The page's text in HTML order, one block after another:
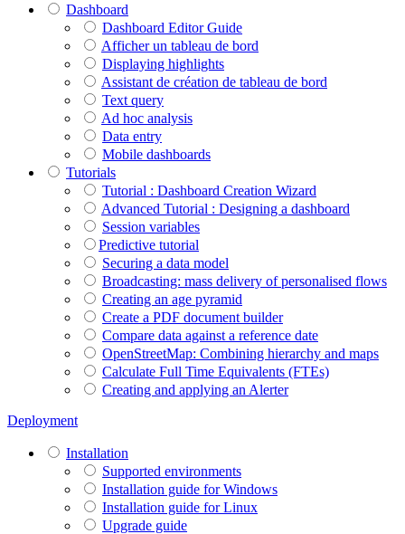
Dashboard
Dashboard Editor Guide
Afficher un tableau de bord
Displaying highlights
Assistant de création de tableau de bord
Text query
Ad hoc analysis
Data entry
Mobile dashboards
Tutorials
Tutorial : Dashboard Creation Wizard
Advanced Tutorial : Designing a dashboard
Session variables
​​​​​​​Predictive tutorial
Securing a data model
Broadcasting: mass delivery of personalised flows
Creating an age pyramid
Create a PDF document builder
Compare data against a reference date
OpenStreetMap: Combining hierarchy and maps
Calculate Full Time Equivalents (FTEs)
Creating and applying an Alerter
Deployment
Installation
Supported environments
Installation guide for Windows
Installation guide for Linux
Upgrade guide